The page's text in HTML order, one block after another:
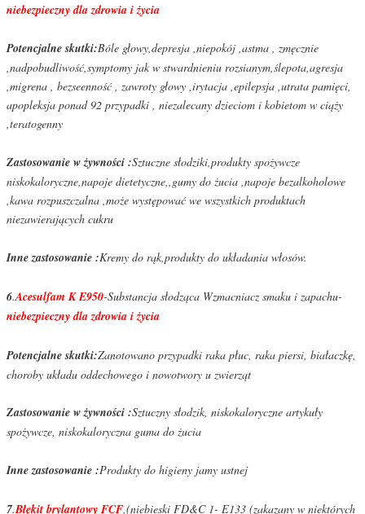
niebezpieczny dla zdrowia i życia
Potencjalne skutki:Bóle głowy,depresja ,niepokój ,astma , zmęcznie
,nadpobudliwość,symptomy jak w stwardnieniu rozsianym,ślepota,agresja
,migrena , bezseenność , zawroty głowy ,irytacja ,epilepsja ,utrata pamięci,
apopleksja ponad 92 przypadki , niezalecany dzieciom i kobietom w ciąży
,teratogenny
Zastosowanie w żywności :Sztuczne słodziki,produkty spożywcze
niskokaloryczne,napoje dietetyczne,,gumy do żucia ,napoje bezalkoholowe
,kawa rozpuszczalna ,może występować we wszystkich produktach
niezawierających cukru
Inne zastosowanie :Kremy do rąk,produkty do układania włosów.
6.Acesulfam K E950-Substancja słodząca Wzmacniacz smaku i zapachu-
niebezpieczny dla zdrowia i życia
Potencjalne skutki:Zanotowano przypadki raka płuc, raka piersi, białaczkę,
choroby układu oddechowego i nowotwory u zwierząt
Zastosowanie w żywności :Sztuczny słodzik, niskokaloryczne artykuły
spożywcze, niskokaloryczna guma do żucia
Inne zastosowanie :Produkty do higieny jamy ustnej
7.Błękit brylantowy FCF,(niebieski FD&C 1- E133 (zakazany w niektórych